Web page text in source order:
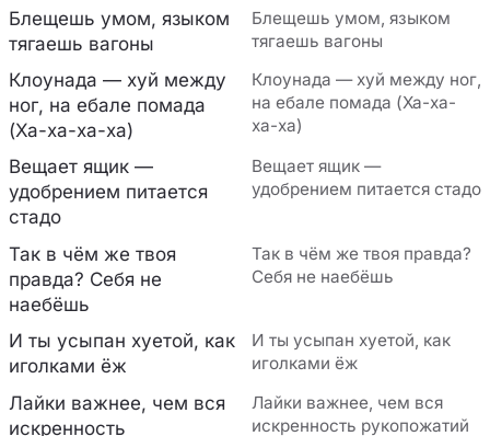
Блещешь умом, языком
тягаешь вагоны
Блещешь умом, языком
тягаешь вагоны
Клоунада — хуй между
ног, на ебале помада
(Ха-ха-ха-ха)
Клоунада — хуй между ног,
на ебале помада (Ха-ха-
ха-ха)
Вещает ящик —
удобрением питается
стадо
Вещает ящик —
удобрением питается стадо
Так в чём же твоя
правда? Себя не
наебёшь
Так в чём же твоя правда?
Себя не наебёшь
И ты усыпан хуетой, как
иголками ёж
И ты усыпан хуетой, как
иголками ёж
Лайки важнее, чем вся
искренность
Лайки важнее, чем вся
искренность рукопожатий